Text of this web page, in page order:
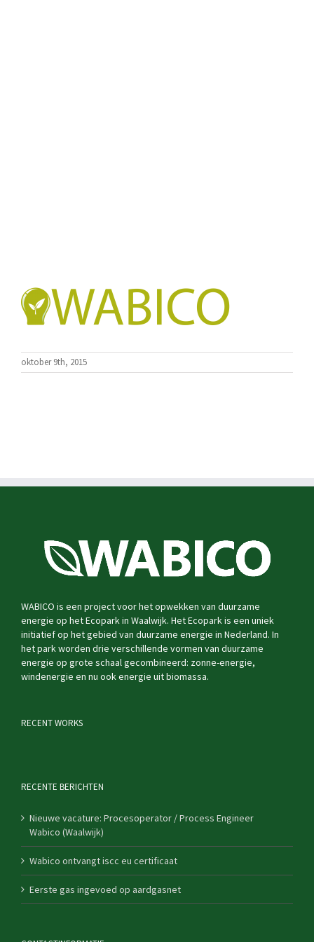
oktober 9th, 2015
WABICO is een project voor het opwekken van duurzame
energie op het Ecopark in Waalwijk. Het Ecopark is een uniek
initiatief op het gebied van duurzame energie in Nederland. In
het park worden drie verschillende vormen van duurzame
energie op grote schaal gecombineerd: zonne-energie,
windenergie en nu ook energie uit biomassa.
RECENT WORKS
RECENTE BERICHTEN
Nieuwe vacature: Procesoperator / Process Engineer
Wabico (Waalwijk)
Wabico ontvangt iscc eu certificaat
Eerste gas ingevoed op aardgasnet